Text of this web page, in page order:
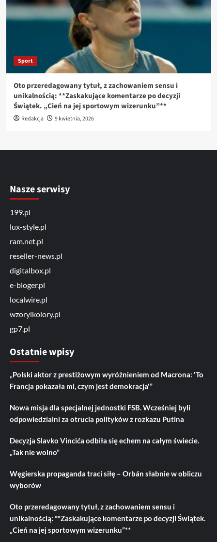
Sport
Oto przeredagowany tytuł, z zachowaniem sensu i
unikalnością: **Zaskakujące komentarze po decyzji
Świątek. „Cień na jej sportowym wizerunku”**
Redakcja 9 kwietnia, 2026
Nasze serwisy
199.pl
lux-style.pl
ram.net.pl
reseller-news.pl
digitalbox.pl
e-bloger.pl
localwire.pl
wzoryikolory.pl
gp7.pl
Ostatnie wpisy
„Polski aktor z prestiżowym wyróżnieniem od Macrona: 'To
Francja pokazała mi, czym jest demokracja'”
Nowa misja dla specjalnej jednostki FSB. Wcześniej byli
odpowiedzialni za otrucia polityków z rozkazu Putina
Decyzja Slavko Vincića odbiła się echem na całym świecie.
„Tak nie wolno”
Węgierska propaganda traci siłę – Orbán słabnie w obliczu
wyborów
Oto przeredagowany tytuł, z zachowaniem sensu i
unikalnością: **Zaskakujące komentarze po decyzji Świątek.
„Cień na jej sportowym wizerunku”**